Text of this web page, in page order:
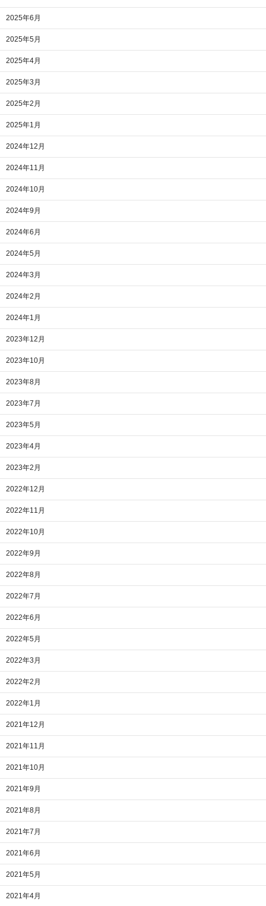
2025年6月
2025年5月
2025年4月
2025年3月
2025年2月
2025年1月
2024年12月
2024年11月
2024年10月
2024年9月
2024年6月
2024年5月
2024年3月
2024年2月
2024年1月
2023年12月
2023年10月
2023年8月
2023年7月
2023年5月
2023年4月
2023年2月
2022年12月
2022年11月
2022年10月
2022年9月
2022年8月
2022年7月
2022年6月
2022年5月
2022年3月
2022年2月
2022年1月
2021年12月
2021年11月
2021年10月
2021年9月
2021年8月
2021年7月
2021年6月
2021年5月
2021年4月